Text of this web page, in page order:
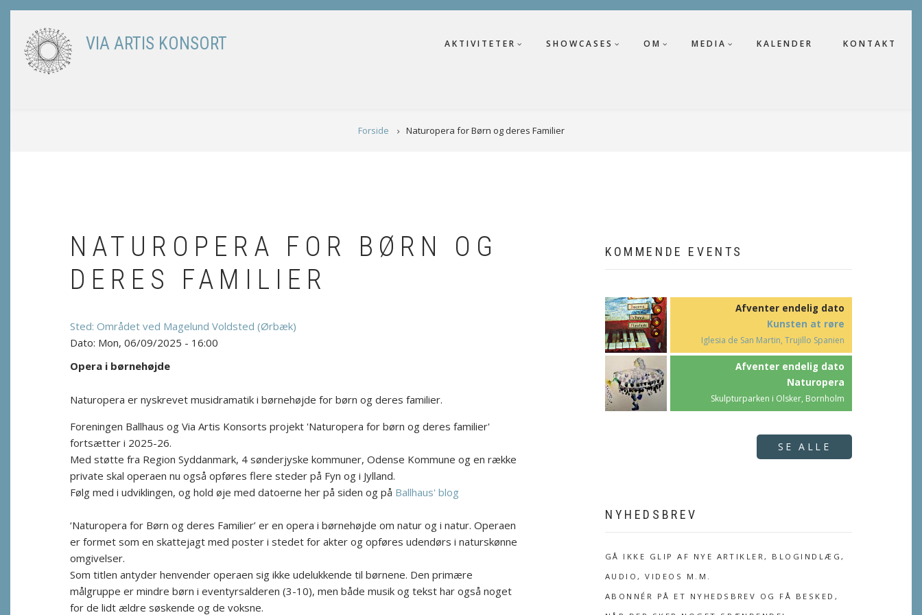
Skip
content
VIA ARTIS KONSORT AKTIVITETER SHOWCASES OM MEDIA KALENDER KONTAKT
Forside Naturopera for Børn og deres Familier
NATUROPERA FOR BØRN OG
DERES FAMILIER
Området ved Magelund Voldsted (Ørbæk)
Mon, 06/09/2025 - 16:00
Opera i børnehøjde
Naturopera er nyskrevet musidramatik i børnehøjde for børn og deres familier.
Foreningen Ballhaus og Via Artis Konsorts projekt 'Naturopera for børn og deres familier'
fortsætter i 2025-26.
Med støtte fra Region Syddanmark, 4 sønderjyske kommuner, Odense Kommune og en række
private skal operaen nu også opføres flere steder på Fyn og i Jylland.
Følg med i udviklingen, og hold øje med datoerne her på siden og på Ballhaus' blog
‘Naturopera for Børn og deres Familier’ er en opera i børnehøjde om natur og i natur. Operaen
er formet som en skattejagt med poster i stedet for akter og opføres udendørs i naturskønne
omgivelser.
Som titlen antyder henvender operaen sig ikke udelukkende til børnene. Den primære
målgruppe er mindre børn i eventyrsalderen (3-10), men både musik og tekst har også noget
for de lidt ældre søskende og de voksne.
KOMMENDE EVENTS
Afventer endelig dato
Kunsten at røre
Iglesia de San Martin, Trujillo Spanien
Afventer endelig dato
Naturopera
Skulpturparken i Olsker, Bornholm
SE ALLE
NYHEDSBREV
GÅ IKKE GLIP AF NYE ARTIKLER, BLOGINDLÆG,
AUDIO, VIDEOS M.M.
ABONNÉR PÅ ET NYHEDSBREV OG FÅ BESKED,